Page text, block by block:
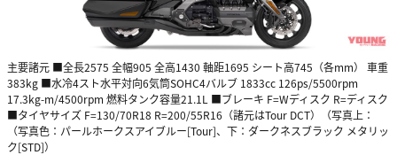
主要諸元 ■全長2575 全幅905 全高1430 軸距1695 シート高745（各mm） 車重
383kg ■水冷4スト水平対向6気筒SOHC4バルブ 1833cc 126ps/5500rpm
17.3kg-m/4500rpm 燃料タンク容量21.1L ■ブレーキ F=Wディスク R=ディスク
■タイヤサイズ F=130/70R18 R=200/55R16（諸元はTour DCT）（写真上：
（写真色：パールホークスアイブルー[Tour]、下：ダークネスブラック メタリッ
ク[STD]）